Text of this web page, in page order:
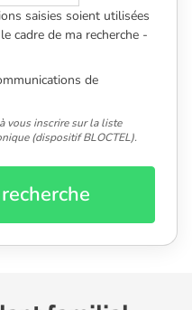
saisies soient utilisées
cadre de ma recherche -
de
vous inscrire sur la liste
(dispositif BLOCTEL).